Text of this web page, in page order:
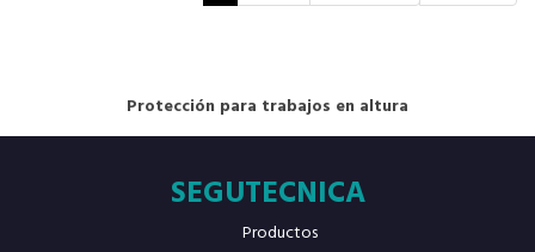
Protección para trabajos en altura
SEGUTECNICA
Productos